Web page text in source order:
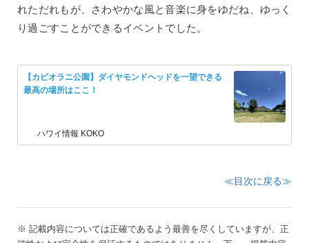
れただれもが、さわやかな風と音楽に身をゆだね、ゆっく
り過ごすことができるイベントでした。
【カピオラニ公園】ダイヤモンドヘッドを一望できる
最高の場所はここ！
ハワイ情報 KOKO
≪目次に戻る≫
※ 記載内容については正確であるよう最善を尽くしていますが、正